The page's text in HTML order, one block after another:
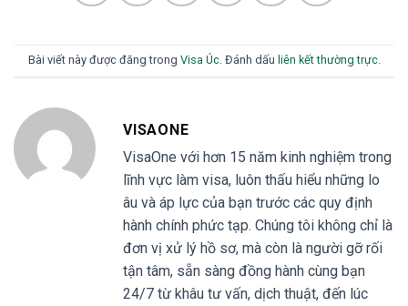
Bài viết này được đăng trong Visa Úc. Đánh dấu liên kết thường trực.
VISAONE
VisaOne với hơn 15 năm kinh nghiệm trong
lĩnh vực làm visa, luôn thấu hiểu những lo
âu và áp lực của bạn trước các quy định
hành chính phức tạp. Chúng tôi không chỉ là
đơn vị xử lý hồ sơ, mà còn là người gỡ rối
tận tâm, sẵn sàng đồng hành cùng bạn
24/7 từ khâu tư vấn, dịch thuật, đến lúc